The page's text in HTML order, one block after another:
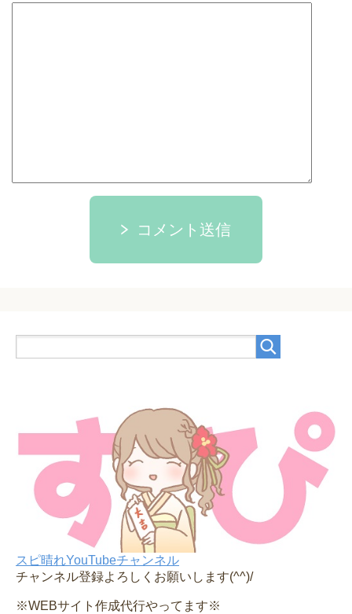
コメント送信
スピ晴れYouTubeチャンネル
チャンネル登録よろしくお願いします(^^)/
※WEBサイト作成代行やってます※